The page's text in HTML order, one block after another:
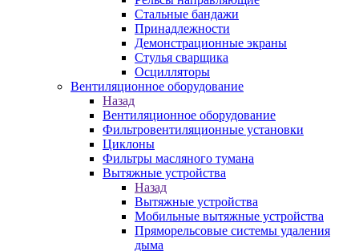
Стальные бандажи
Принадлежности
Демонстрационные экраны
Стулья сварщика
Осцилляторы
Вентиляционное оборудование
Назад
Вентиляционное оборудование
Фильтровентиляционные установки
Циклоны
Фильтры масляного тумана
Вытяжные устройства
Назад
Вытяжные устройства
Мобильные вытяжные устройства
Пряморельсовые системы удаления
дыма